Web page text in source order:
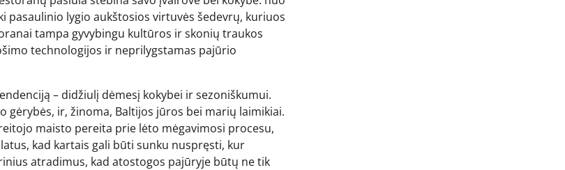
lygio aukštosios virtuvės šedevrų, kuriuos
tampa gyvybingu kultūros ir skonių traukos
technologijos ir neprilygstamas pajūrio
– didžiulį dėmesį kokybei ir sezoniškumui.
gėrybės, ir, žinoma, Baltijos jūros bei marių laimikiai.
maisto pereita prie lėto mėgavimosi procesu,
kad kartais gali būti sunku nuspręsti, kur
atradimus, kad atostogos pajūryje būtų ne tik